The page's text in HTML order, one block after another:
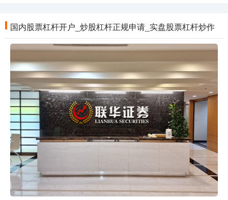
国内股票杠杆开户_炒股杠杆正规申请_实盘股票杠杆炒作